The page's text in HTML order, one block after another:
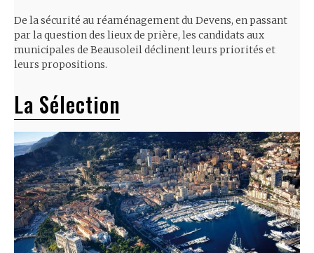
De la sécurité au réaménagement du Devens, en passant
par la question des lieux de prière, les candidats aux
municipales de Beausoleil déclinent leurs priorités et
leurs propositions.
La Sélection